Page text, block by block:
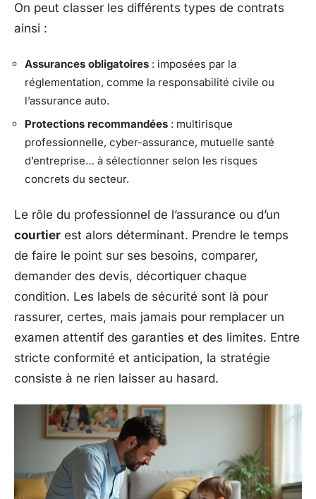
On peut classer les différents types de contrats
ainsi :
Assurances obligatoires : imposées par la
réglementation, comme la responsabilité civile ou
l’assurance auto.
Protections recommandées : multirisque
professionnelle, cyber-assurance, mutuelle santé
d’entreprise… à sélectionner selon les risques
concrets du secteur.
Le rôle du professionnel de l’assurance ou d’un
courtier est alors déterminant. Prendre le temps
de faire le point sur ses besoins, comparer,
demander des devis, décortiquer chaque
condition. Les labels de sécurité sont là pour
rassurer, certes, mais jamais pour remplacer un
examen attentif des garanties et des limites. Entre
stricte conformité et anticipation, la stratégie
consiste à ne rien laisser au hasard.